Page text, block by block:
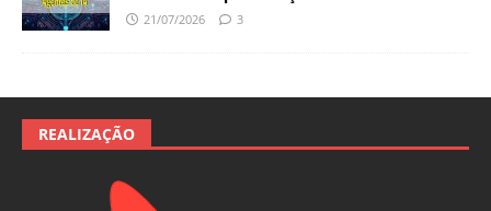
21/07/2026 3
REALIZAÇÃO